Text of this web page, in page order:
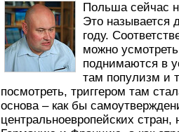
Польша сейчас
Это называется
году.
можно
поднимаются в
там популизм и
посмотреть, триггером там
основа – как бы
центральноевропейских